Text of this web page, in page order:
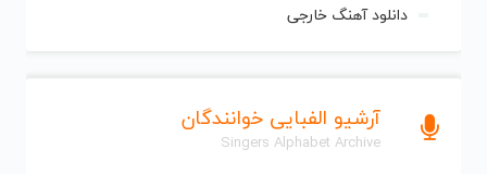
دانلود آهنگ خارجی
آرشیو الفبایی خوانندگان
Singers Alphabet Archive